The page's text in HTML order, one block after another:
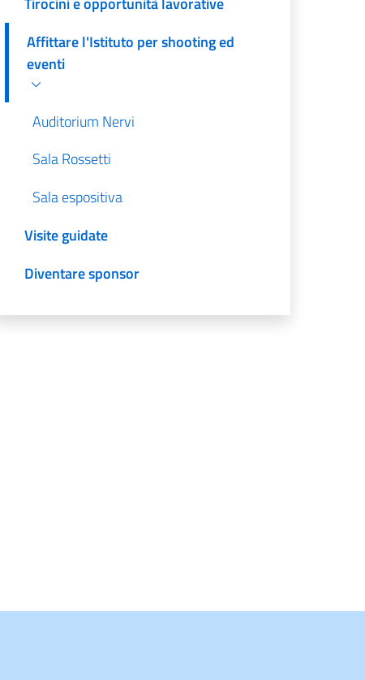
Affittare l'Istituto per shooting ed
eventi
Auditorium Nervi
Sala Rossetti
Sala espositiva
Visite guidate
Diventare sponsor